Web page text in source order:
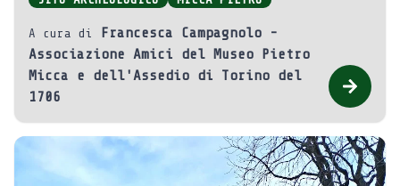
contromina, pregevole esempio di architettura
A cura di
Francesca Campagnolo -
Associazione Amici del Museo Pietro
Micca e dell'Assedio di Torino del
1706